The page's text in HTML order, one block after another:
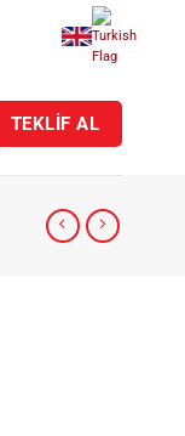
TEKLİF AL